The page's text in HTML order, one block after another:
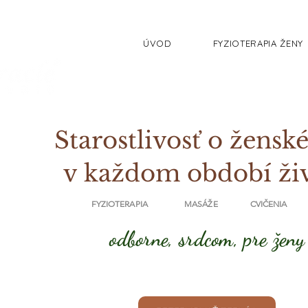
ÚVOD FYZIOTERAPIA ŽENY
Starostlivosť o
v každom období
FYZIOTERAPIA MASÁŽE CVIČENIA
odborne, srdcom, pre ženy